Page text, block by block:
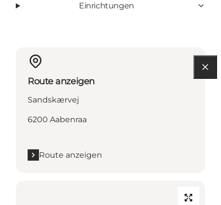
Einrichtungen
Route anzeigen
Sandskærvej
6200 Aabenraa
Route anzeigen